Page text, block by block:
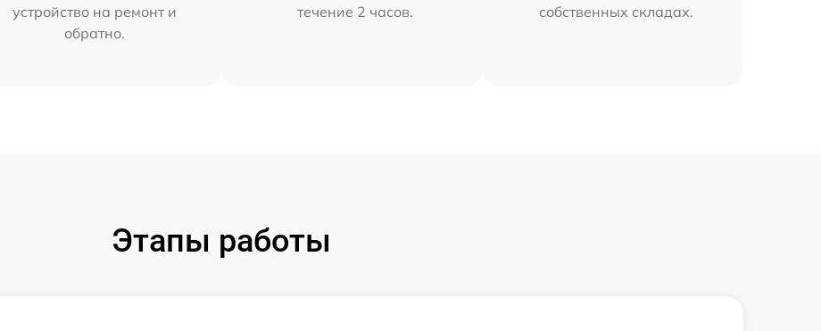
устройство на ремонт и
обратно.
течение 2 часов.
собственных складах.
Этапы работы